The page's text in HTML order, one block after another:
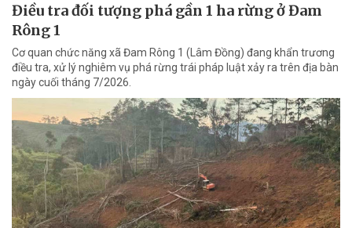
Điều tra đối tượng phá gần 1 ha rừng ở Đam
Rông 1
Cơ quan chức năng xã Đam Rông 1 (Lâm Đồng) đang khẩn trương
điều tra, xử lý nghiêm vụ phá rừng trái pháp luật xảy ra trên địa bàn
ngày cuối tháng 7/2026.